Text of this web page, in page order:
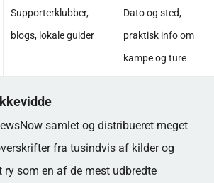
Supporterklubber,
blogs, lokale guider
Dato og sted,
praktisk info om
kampe og ture
samlet og distribueret meget
fra tusindvis af kilder og
ry som en af de mest udbredte